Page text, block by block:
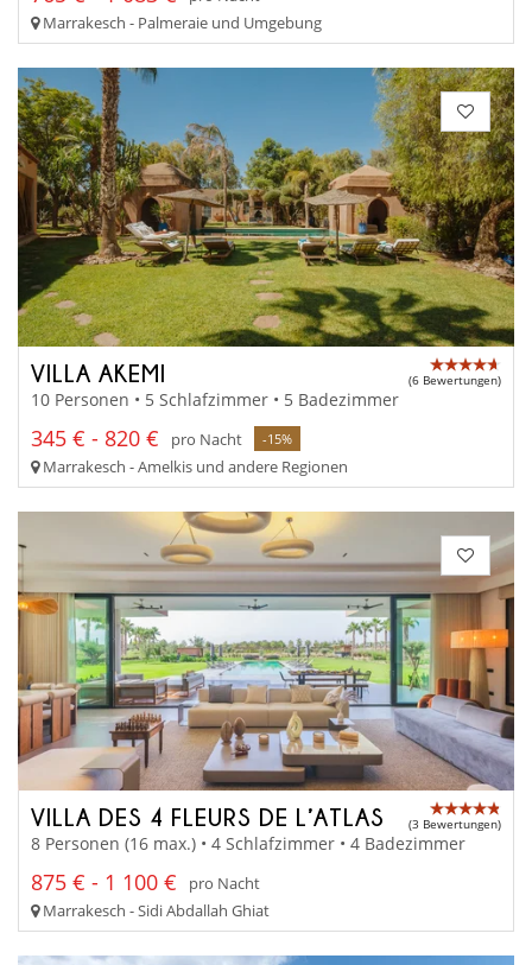
Marrakesch - Palmeraie und Umgebung
VILLA AKEMI (6 Bewertungen)
10 Personen • 5 Schlafzimmer • 5 Badezimmer
345 € - 820 € pro Nacht -15%
Marrakesch - Amelkis und andere Regionen
VILLA DES 4 FLEURS DE L’ATLAS (3 Bewertungen)
8 Personen (16 max.) • 4 Schlafzimmer • 4 Badezimmer
875 € - 1 100 €
pro Nacht
Marrakesch - Sidi Abdallah Ghiat